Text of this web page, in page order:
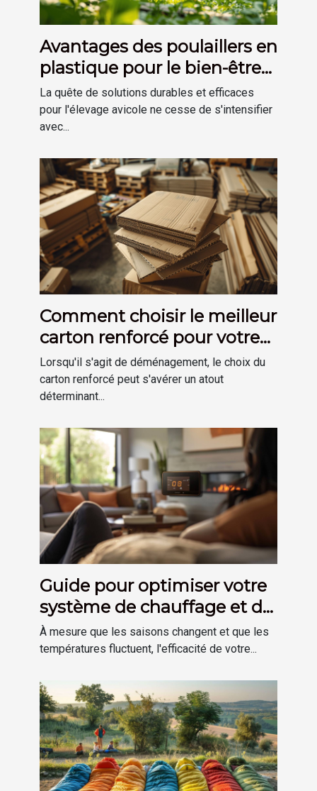
Avantages des poulaillers en
plastique pour le bien-être
des poules
La quête de solutions durables et efficaces
pour l'élevage avicole ne cesse de s'intensifier
avec...
Comment choisir le meilleur
carton renforcé pour votre
déménagement
Lorsqu'il s'agit de déménagement, le choix du
carton renforcé peut s'avérer un atout
déterminant...
Guide pour optimiser votre
système de chauffage et de
plomberie à domicile
À mesure que les saisons changent et que les
températures fluctuent, l'efficacité de votre...